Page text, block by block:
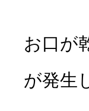
お口が
が発生